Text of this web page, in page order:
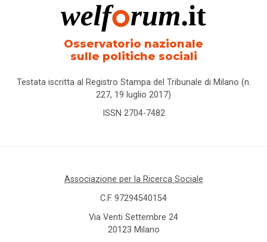
Osservatorio nazionale
sulle politiche sociali
Testata iscritta al Registro Stampa del Tribunale di Milano (n.
227, 19 luglio 2017)
ISSN 2704-7482
Associazione per la Ricerca Sociale
C.F. 97294540154
Via Venti Settembre 24
20123 Milano